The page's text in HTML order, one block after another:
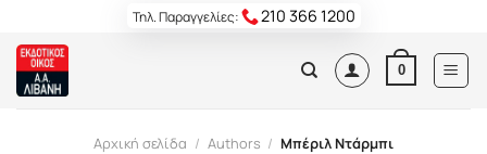
content
Τηλ. Παραγγελίες: 210 366 1200
0
Αρχική σελίδα / Authors / Μπέριλ Ντάρμπι